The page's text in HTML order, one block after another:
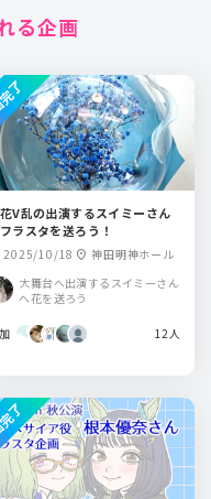
る企画
V乱の出演するスイミーさん
ラスタを送ろう！
2025/10/18 location_on 神田明神ホール
大舞台へ出演するスイミーさん
へ花を送ろう
12人
了
了